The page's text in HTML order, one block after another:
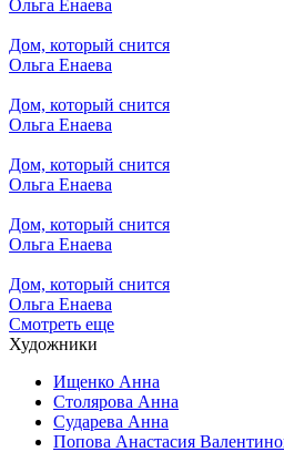
Ольга Енаева
Дом, который снится
Ольга Енаева
Дом, который снится
Ольга Енаева
Дом, который снится
Ольга Енаева
Дом, который снится
Ольга Енаева
Дом, который снится
Ольга Енаева
Смотреть еще
Художники
Ищенко Анна
Столярова Анна
Сударева Анна
Попова Анастасия